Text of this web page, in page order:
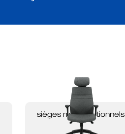
sièges multifonctionnels